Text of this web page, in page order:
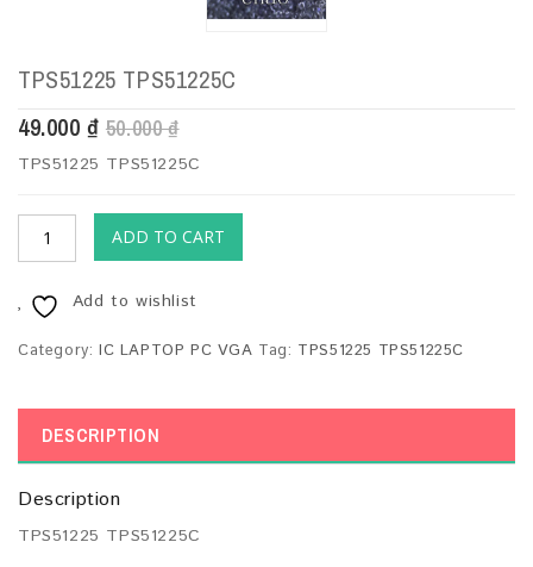
TPS51225 TPS51225C
50.000₫
49.000₫
TPS51225 TPS51225C
ADD TO CART
Add to wishlist
Category: IC LAPTOP PC VGA Tag: TPS51225 TPS51225C
DESCRIPTION
Description
TPS51225 TPS51225C